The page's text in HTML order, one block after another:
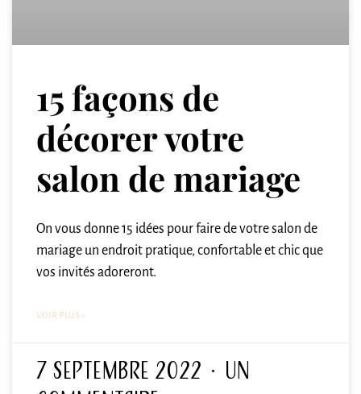
15 façons de
décorer votre
salon de mariage
On vous donne 15 idées pour faire de votre salon de
mariage un endroit pratique, confortable et chic que
vos invités adoreront.
VOIR PLUS »
7 septembre 2022
Un